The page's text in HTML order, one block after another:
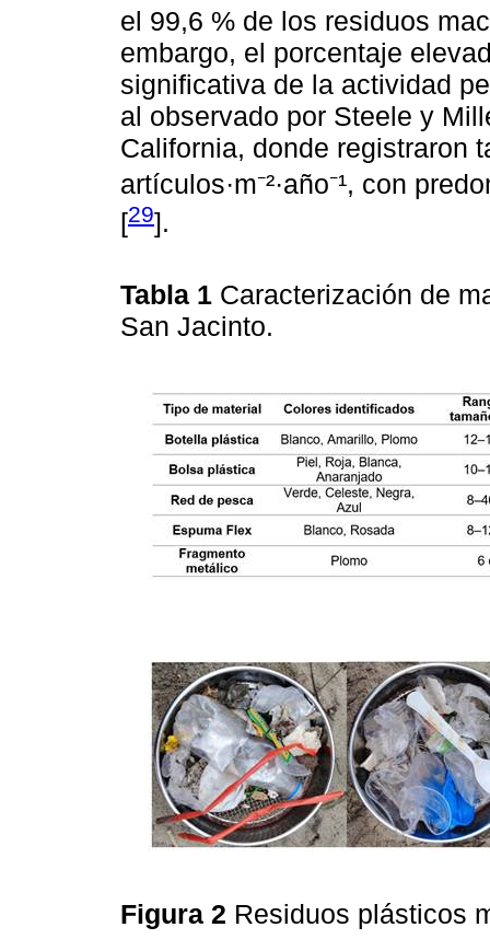
el 99,6 % de los residuos
embargo, el porcentaje
significativa de la actividad
al observado por Steele y
California, donde registraron
artículos·m⁻²·año⁻¹, con
[29].
Tabla 1 Caracterización de
San Jacinto.
Figura 2 Residuos plásticos